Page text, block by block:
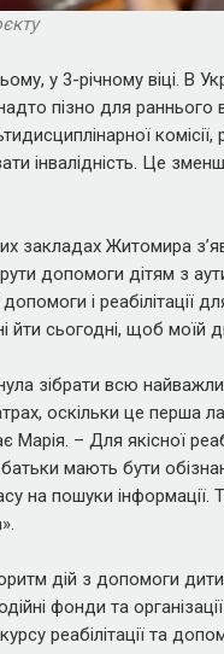
у 3-річному віці. В
пізно для раннього
комісії,
інвалідність. Це
Житомира
допомоги дітям з
і реабілітації
сьогодні, щоб моїй
зібрати всю
оскільки це перша
– Для якісної
мають бути
на пошуки інформації.
дій з допомоги
фонди та
реабілітації та